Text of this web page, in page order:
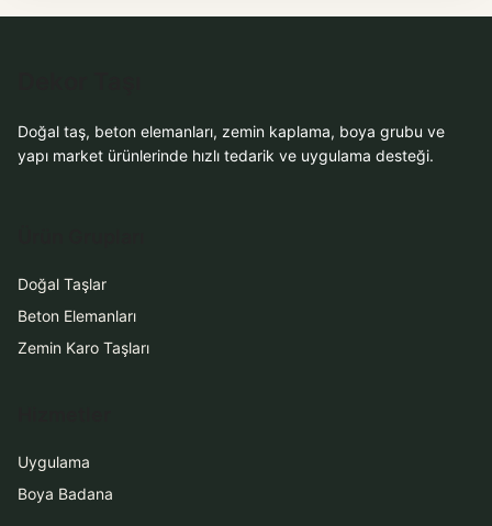
Doğal taş, beton elemanları, zemin kaplama, boya grubu ve
yapı market ürünlerinde hızlı tedarik ve uygulama desteği.
Doğal Taşlar
Beton Elemanları
Zemin Karo Taşları
Uygulama
Boya Badana